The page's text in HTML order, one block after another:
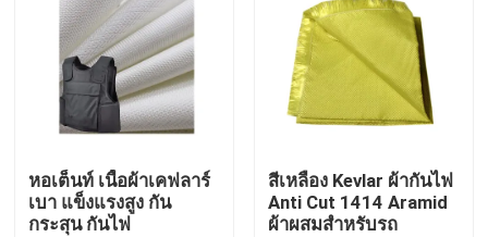
หอเต็นท์ เนื้อผ้าเคฟลาร์
เบา แข็งแรงสูง กัน
กระสุน กันไฟ
สีเหลือง Kevlar ผ้ากันไฟ
Anti Cut 1414 Aramid
ผ้าผสมสําหรับรถ